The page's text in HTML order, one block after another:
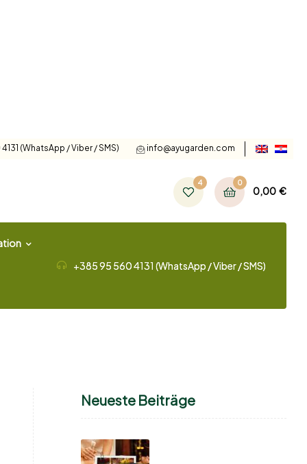
(WhatsApp / Viber / SMS) info@ayugarden.com
4 0
0,00 €
+385 95 560 4131 (WhatsApp / Viber / SMS)
Neueste Beiträge